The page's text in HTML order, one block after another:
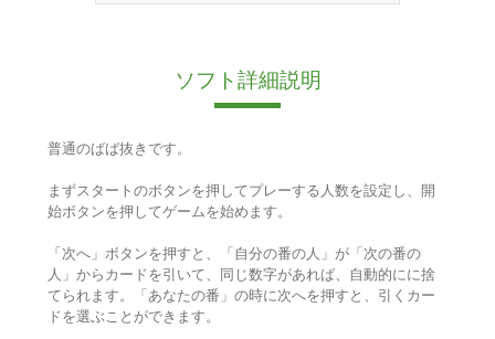
ソフト詳細説明
普通のばば抜きです。
まずスタートのボタンを押してプレーする人数を設定し、開
始ボタンを押してゲームを始めます。
「次へ」ボタンを押すと、「自分の番の人」が「次の番の
人」からカードを引いて、同じ数字があれば、自動的にに捨
てられます。「あなたの番」の時に次へを押すと、引くカー
ドを選ぶことができます。